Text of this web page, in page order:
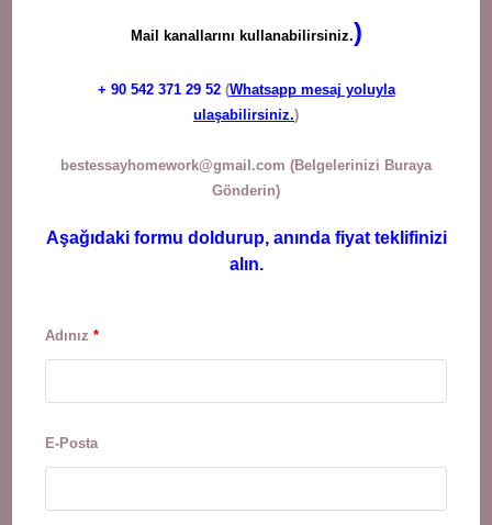
Mail kanallarını kullanabilirsiniz.)
+ 90 542 371 29 52(Whatsapp mesaj yoluyla
ulaşabilirsiniz.)
bestessayhomework@gmail.com (Belgelerinizi Buraya
Gönderin)
Aşağıdaki formu doldurup, anında fiyat teklifinizi
alın.
Adınız*
E-Posta